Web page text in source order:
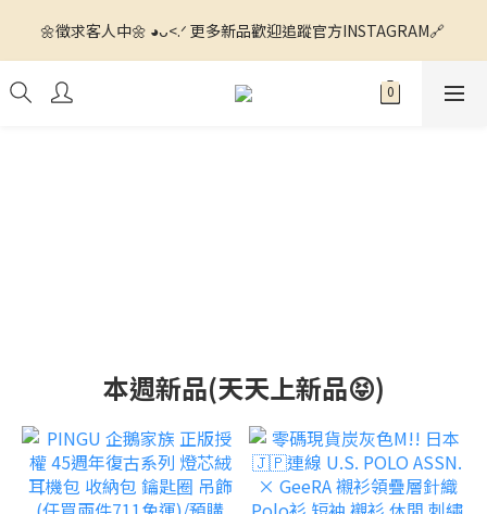
🌼徵求客人中🌼 ◕ᴗ<.ᐟ 更多新品歡迎追蹤官方INSTAGRAM🔗
🌼徵求客人中🌼 ◕ᴗ<.ᐟ 更多新品歡迎追蹤官方INSTAGRAM🔗
💙滿額運費我們出ꯁ.̮ꯁ!💙 全館滿$1500 7-11超商寄送免運📦 全館
滿$4000 宅配運費我們出📦
本週新品(天天上新品😝)